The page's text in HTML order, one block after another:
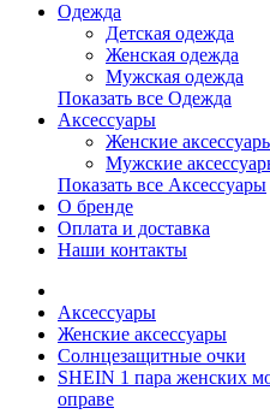
Одежда
Детская одежда
Женская одежда
Мужская одежда
Показать все Одежда
Аксессуары
Женские
Мужские
Показать все Аксессуары
О бренде
Оплата и доставка
Наши контакты
Аксессуары
Женские аксессуары
Солнцезащитные очки
SHEIN 1 пара женских
оправе